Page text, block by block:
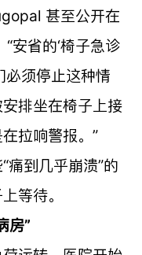
甚至公开在
安省的‘椅子急诊
必须停止这种情
排坐在椅子上接
拉响警报。”
痛到几乎崩溃”的
等待。
房”